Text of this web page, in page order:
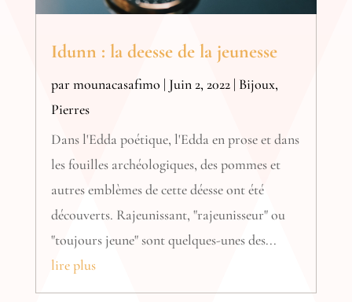
Idunn : la deesse de la jeunesse
parmounacasafimo | Juin 2, 2022| Bijoux,
Pierres
Dans l'Edda poétique, l'Edda en prose et dans
les fouilles archéologiques, des pommes et
autres emblèmes de cette déesse ont été
découverts. Rajeunissant, "rajeunisseur" ou
"toujours jeune" sont quelques-unes des...
lire plus